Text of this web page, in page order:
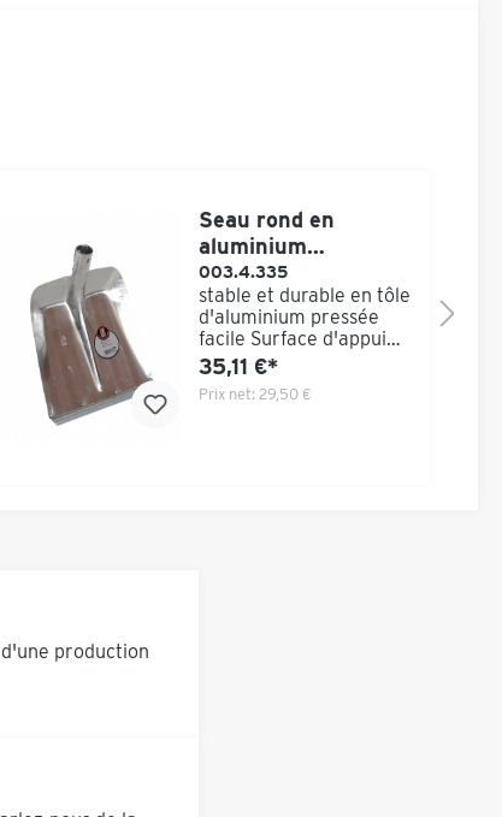
Seau rond en
aluminium
Hallenser sans anse
003.4.335
stable et durable en tôle
d'aluminium pressée
facile Surface d'appui
plane pour obtenir une
longueur de
fonctionnement
35,11 €*
Prix net: 29,50 €
production